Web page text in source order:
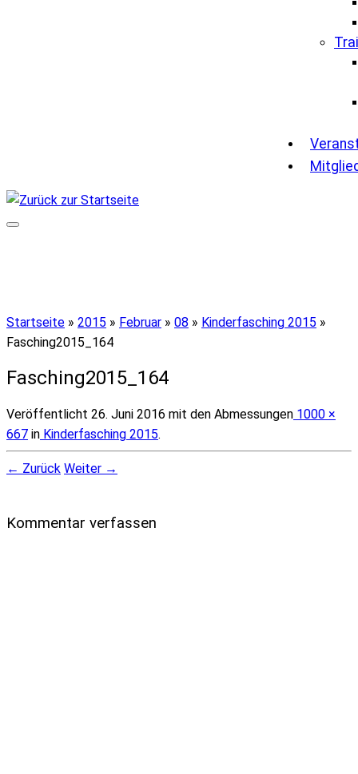
Startseite » 2015 » Februar » 08 » Kinderfasching 2015 »
Fasching2015_164
Fasching2015_164
Veröffentlicht 26. Juni 2016 mit den Abmessungen 1000 ×
667 in Kinderfasching 2015.
← Zurück Weiter →
Kommentar verfassen